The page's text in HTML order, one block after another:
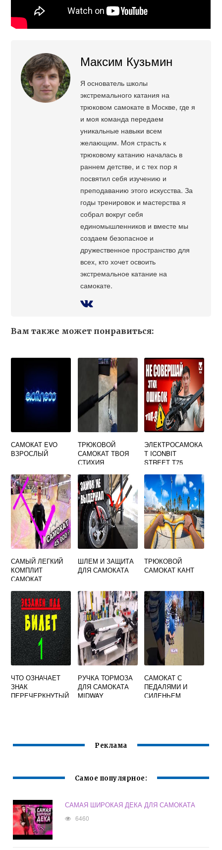
Максим Кузьмин
Я основатель школы
экстремального катания на
трюковом самокате в Москве, где я
и моя команда передаем
уникальные навыки всем
желающим. Моя страсть к
трюковому катанию началась в
раннем детстве, и с тех пор я
посвятил себя изучению и
преподаванию этого искусства. За
годы тренировок и мастерства я
собрал вокруг себя
единомышленников и вместе мы
создаем безопасное и
дружественное пространство для
всех, кто хочет освоить
экстремальное катание на
самокате.
Вам также может понравиться:
САМОКАТ EVO
ВЗРОСЛЫЙ
ТРЮКОВОЙ
САМОКАТ ТВОЯ
СТИХИЯ
ЭЛЕКТРОСАМОКА
Т ICONBIT
STREET T75
САМЫЙ ЛЕГКИЙ
КОМПЛИТ
САМОКАТ
ШЛЕМ И ЗАЩИТА
ДЛЯ САМОКАТА
ТРЮКОВОЙ
САМОКАТ КАНТ
ЧТО ОЗНАЧАЕТ
ЗНАК
ПЕРЕЧЕРКНУТЫЙ
РУЧКА ТОРМОЗА
ДЛЯ САМОКАТА
MIDWAY
САМОКАТ С
ПЕДАЛЯМИ И
СИДЕНЬЕМ
Реклама
Самое популярное:
САМАЯ ШИРОКАЯ ДЕКА ДЛЯ САМОКАТА
6460